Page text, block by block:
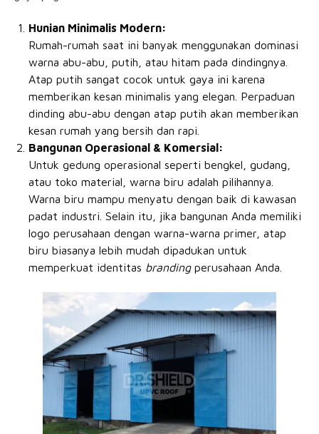
Hunian Minimalis Modern:
Rumah-rumah saat ini banyak menggunakan dominasi
warna abu-abu, putih, atau hitam pada dindingnya.
Atap putih sangat cocok untuk gaya ini karena
memberikan kesan minimalis yang elegan. Perpaduan
dinding abu-abu dengan atap putih akan memberikan
kesan rumah yang bersih dan rapi.
Bangunan Operasional & Komersial:
Untuk gedung operasional seperti bengkel, gudang,
atau toko material, warna biru adalah pilihannya.
Warna biru mampu menyatu dengan baik di kawasan
padat industri. Selain itu, jika bangunan Anda memiliki
logo perusahaan dengan warna-warna primer, atap
biru biasanya lebih mudah dipadukan untuk
memperkuat identitas brandingperusahaan Anda.